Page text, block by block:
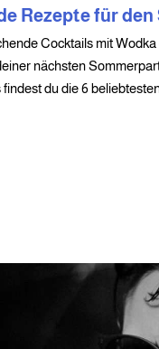
Rezepte für den
Cocktails mit
nächsten
du die 6